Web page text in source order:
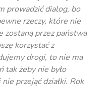
prowadzić dialog, bo
rzeczy, które nie
zostaną przez państwa
korzystać z
drogi, to nie ma
tak żeby nie było
przejąć działki. Rok